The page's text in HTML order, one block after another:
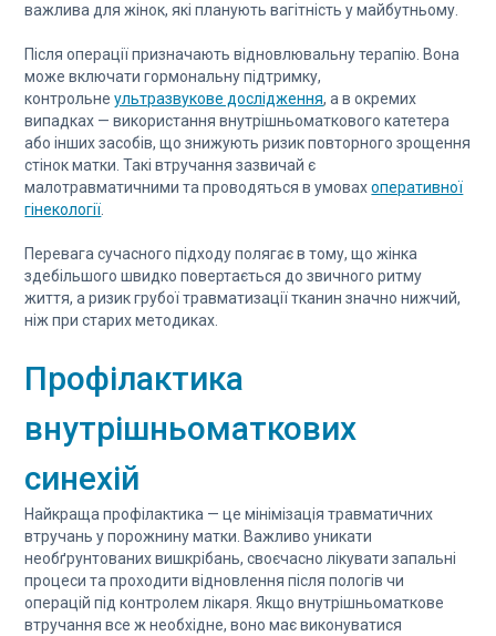
важлива для жінок, які планують вагітність у майбутньому.
Після операції призначають відновлювальну терапію. Вона
може включати гормональну підтримку,
контрольнеультразвукове дослідження, а в окремих
випадках — використання внутрішньоматкового катетера
або інших засобів, що знижують ризик повторного зрощення
стінок матки. Такі втручання зазвичай є
малотравматичними та проводяться в умовахоперативної
гінекології
Перевага сучасного підходу полягає в тому, що жінка
здебільшого швидко повертається до звичного ритму
життя, а ризик грубої травматизації тканин значно нижчий,
ніж при старих методиках.
Профілактика
внутрішньоматкових
синехій
Найкраща профілактика — це мінімізація травматичних
втручань у порожнину матки. Важливо уникати
необґрунтованих вишкрібань, своєчасно лікувати запальні
процеси та проходити відновлення після пологів чи
операцій під контролем лікаря. Якщо внутрішньоматкове
втручання все ж необхідне, воно має виконуватися